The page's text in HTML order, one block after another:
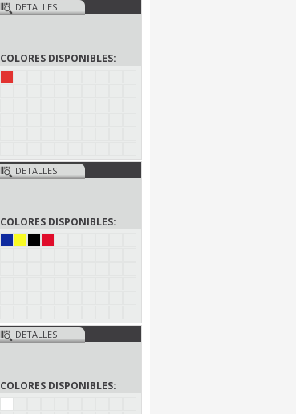
DETALLES
COLORES DISPONIBLES:
DETALLES
COLORES DISPONIBLES:
DETALLES
COLORES DISPONIBLES: